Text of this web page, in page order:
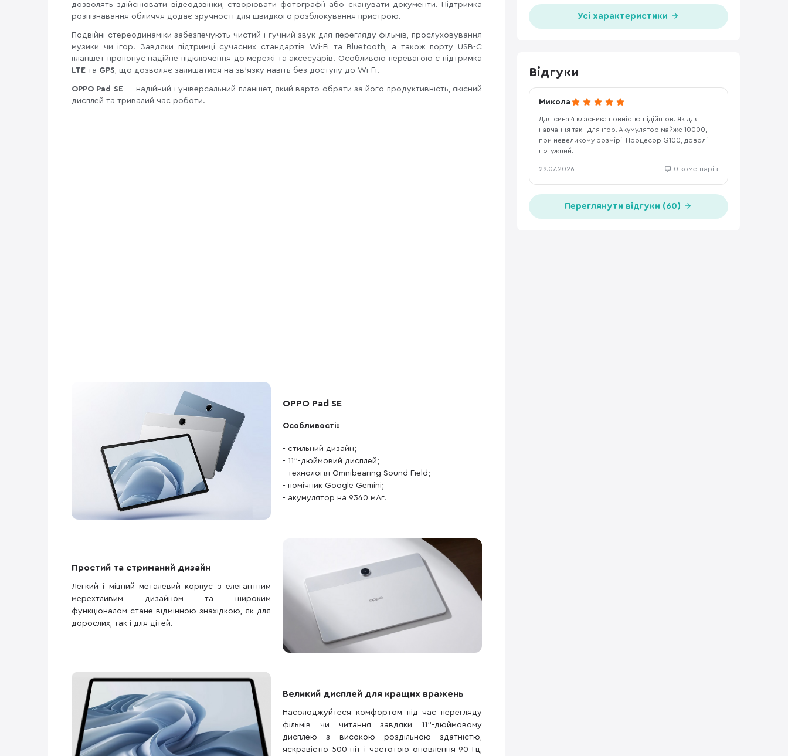
дозволять здійснювати відеодзвінки, створювати фотографії або сканувати документи. Підтримка
розпізнавання обличчя додає зручності для швидкого розблокування пристрою.
Подвійні стереодинаміки забезпечують чистий і гучний звук для перегляду фільмів, прослуховування
музики чи ігор. Завдяки підтримці сучасних стандартів Wi-Fi та Bluetooth, а також порту USB-C
планшет пропонує надійне підключення до мережі та аксесуарів. Особливою перевагою є підтримка
LTE та GPS, що дозволяє залишатися на зв’язку навіть без доступу до Wi-Fi.
OPPO Pad SE— надійний і універсальний планшет, який варто обрати за його продуктивність, якісний
дисплей та тривалий час роботи.
OPPO Pad SE
Особливості:
- стильний дизайн;
- 11"-дюймовий дисплей;
- технологія Omnibearing Sound Field;
- помічник Google Gemini;
- акумулятор на 9340 мАг.
Простий та стриманий дизайн
Легкий і міцний металевий корпус з елегантним
мерехтливим дизайном та широким
функціоналом стане відмінною знахідкою, як для
дорослих, так і для дітей.
Великий дисплей для кращих вражень
Насолоджуйтеся комфортом під час перегляду
фільмів чи читання завдяки 11"-дюймовому
дисплею з високою роздільною здатністю,
яскравістю 500 ніт і частотою оновлення 90 Гц,
Усі характеристики
Відгуки
Микола
Для сина 4 класника повністю підійшов. Як для
навчання так і для ігор. Акумулятор майже 10000,
при невеликому розмірі. Процесор G100, доволі
потужний.
29.07.2026 0 коментарів
Переглянути відгуки (60)